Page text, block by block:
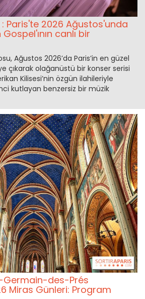
Paris'te 2026 Ağustos'unda
canlı bir
Ağustos 2026’da Paris’in en güzel
çıkarak olağanüstü bir konser serisi
Kilisesi’nin özgün ilahileriyle
kutlayan benzersiz bir müzik
Germain-des-Prés
Miras Günleri: Program